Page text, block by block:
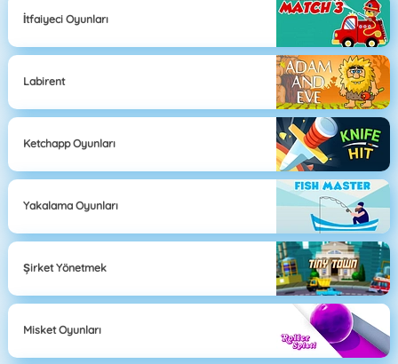
İtfaiyeci Oyunları
Labirent
Ketchapp Oyunları
Yakalama Oyunları
Şirket Yönetmek
Misket Oyunları